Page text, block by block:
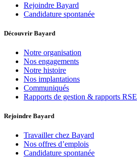
Rejoindre Bayard
Candidature spontanée
Découvrir Bayard
Notre organisation
Nos engagements
Notre histoire
Nos implantations
Communiqués
Rapports de gestion & rapports RSE
Rejoindre Bayard
Travailler chez Bayard
Nos offres d’emplois
Candidature spontanée